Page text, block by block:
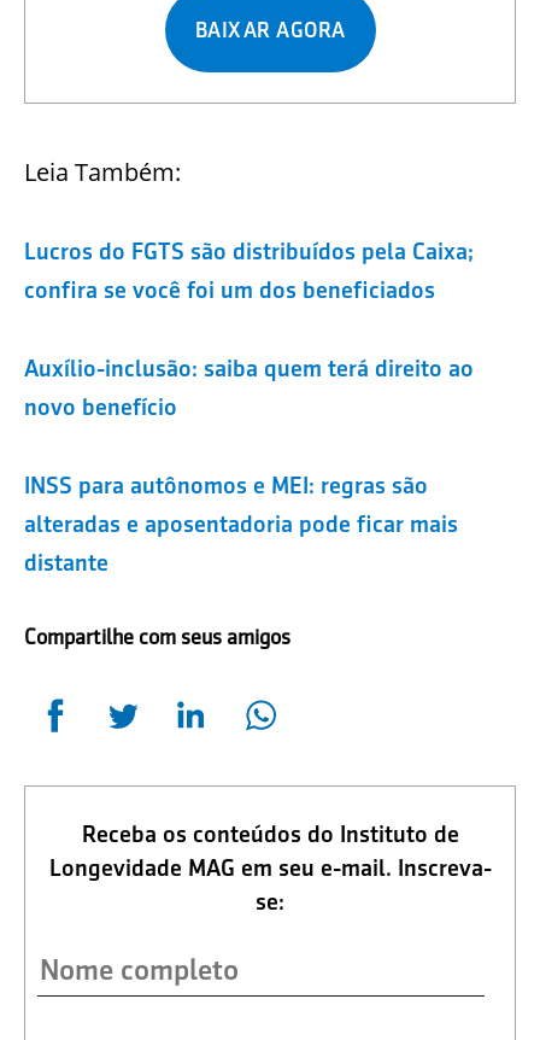
BAIXAR AGORA
Leia Também:
Lucros do FGTS são distribuídos pela Caixa;
confira se você foi um dos beneficiados
Auxílio-inclusão: saiba quem terá direito ao
novo benefício
INSS para autônomos e MEI: regras são
alteradas e aposentadoria pode ficar mais
distante
Compartilhe com seus amigos
Receba os conteúdos do Instituto de
Longevidade MAG em seu e-mail. Inscreva-
se: